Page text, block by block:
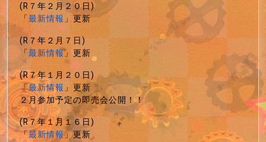
(R７年２月２０日)
「最新情報」更新
(R７年２月７日)
「最新情報」更新
(R７年１月２０日)
「最新情報」更新
２月参加予定の即売会公開！！
(R７年１月１６日)
「最新情報」更新